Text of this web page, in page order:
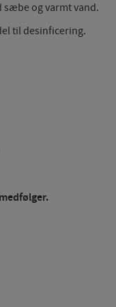
sæbe og varmt vand.
til desinficering.